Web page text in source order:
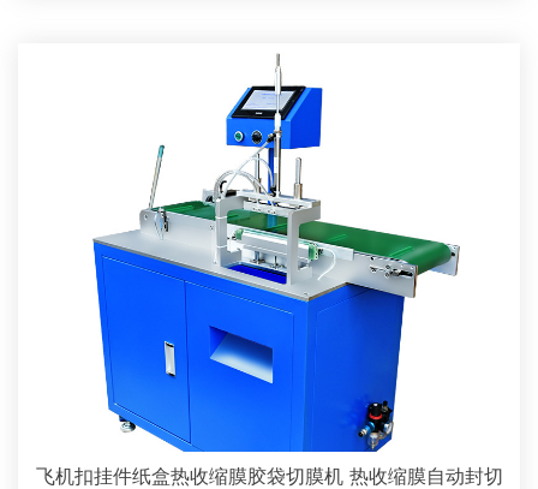
飞机扣挂件纸盒热收缩膜胶袋切膜机 热收缩膜自动封切